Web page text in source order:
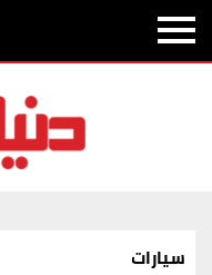
سيارات